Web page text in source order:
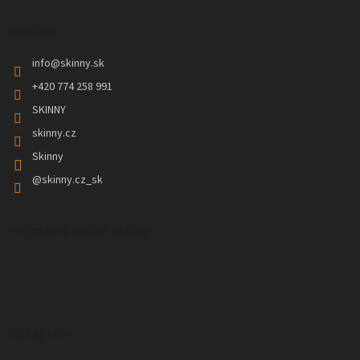
info@skinny.sk
+420 774 258 991
SKINNY
skinny.cz
Skinny
@skinny.cz_sk